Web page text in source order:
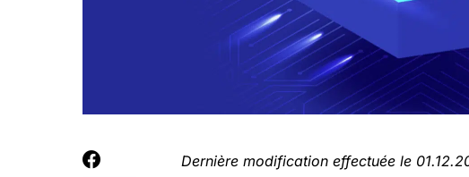
Dernière modification effectuée le